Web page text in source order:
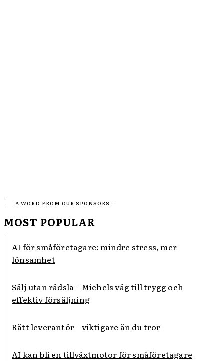
- A WORD FROM OUR SPONSORS -
MOST POPULAR
AI för småföretagare: mindre stress, mer
lönsamhet
Sälj utan rädsla – Michels väg till trygg och
effektiv försäljning
Rätt leverantör – viktigare än du tror
AI kan bli en tillväxtmotor för småföretagare